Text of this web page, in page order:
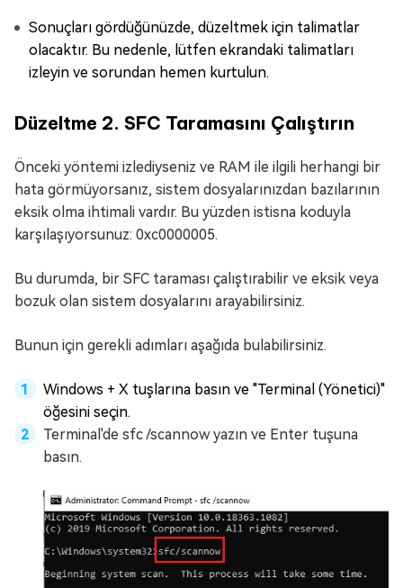
Sonuçları gördüğünüzde, düzeltmek için talimatlar
olacaktır. Bu nedenle, lütfen ekrandaki talimatları
izleyin ve sorundan hemen kurtulun.
Düzeltme 2. SFC Taramasını Çalıştırın
Önceki yöntemi izlediyseniz ve RAM ile ilgili herhangi bir
hata görmüyorsanız, sistem dosyalarınızdan bazılarının
eksik olma ihtimali vardır. Bu yüzden istisna koduyla
karşılaşıyorsunuz: 0xc0000005.
Bu durumda, bir SFC taraması çalıştırabilir ve eksik veya
bozuk olan sistem dosyalarını arayabilirsiniz.
Bunun için gerekli adımları aşağıda bulabilirsiniz.
Windows + X tuşlarına basın ve "Terminal (Yönetici)"
öğesini seçin.
Terminal'de sfc /scannow yazın ve Enter tuşuna
basın.